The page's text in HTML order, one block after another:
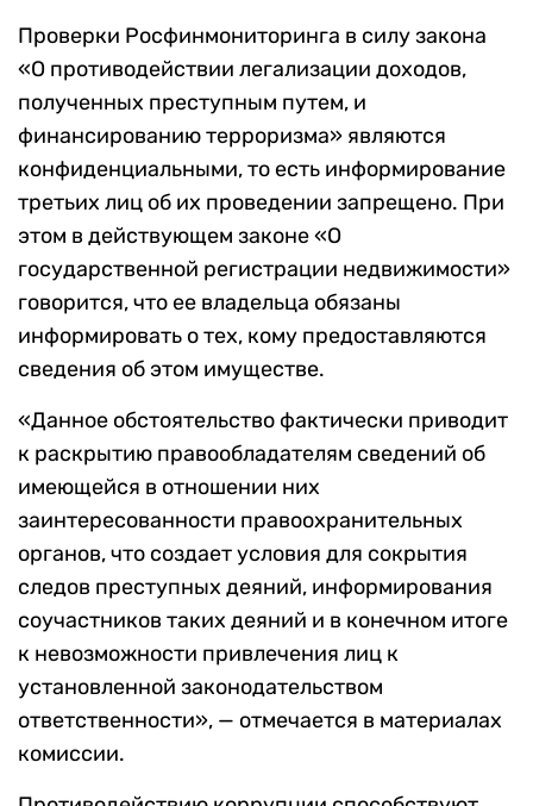
Проверки Росфинмониторинга в силу закона
«О противодействии легализации доходов,
полученных преступным путем, и
финансированию терроризма» являются
конфиденциальными, то есть информирование
третьих лиц об их проведении запрещено. При
этом в действующем законе «О
государственной регистрации недвижимости»
говорится, что ее владельца обязаны
информировать о тех, кому предоставляются
сведения об этом имуществе.
«Данное обстоятельство фактически приводит
к раскрытию правообладателям сведений об
имеющейся в отношении них
заинтересованности правоохранительных
органов, что создает условия для сокрытия
следов преступных деяний, информирования
соучастников таких деяний и в конечном итоге
к невозможности привлечения лиц к
установленной законодательством
ответственности», — отмечается в материалах
комиссии.